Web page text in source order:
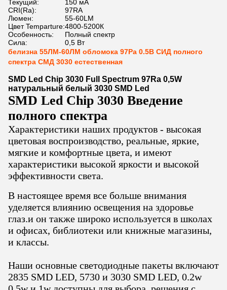
Текущий:
150 мА
CRI(Ra):
97RA
Люмен:
55-60LM
Цвет Temparture:4800-5200К
Особенность:
Полный спектр
Сила:
0,5 Вт
белизна 55ЛМ-60ЛМ обломока 97Ра 0.5В СИД полного
спектра СМД 3030 естественная
SMD Led Chip 3030 Full Spectrum 97Ra 0,5W
натуральный белый 3030 SMD Led
SMD Led Chip 3030 Введение
полного спектра
Характеристики наших продуктов - высокая
цветовая воспроизводство, реальные, яркие,
мягкие и комфортные цвета, и имеют
характеристики высокой яркости и высокой
эффективности света.
В настоящее время все больше внимания
уделяется влиянию освещения на здоровье
глаз.и он также широко используется в школах
и офисах, библиотеки или книжные магазины,
и классы.
Наши основные светодиодные пакеты включают
2835 SMD LED, 5730 и 3030 SMD LED, 0.2w